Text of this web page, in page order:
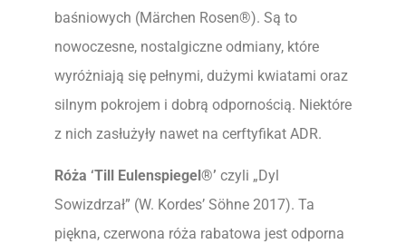
baśniowych (Märchen Rosen®). Są to
nowoczesne, nostalgiczne odmiany, które
wyróżniają się pełnymi, dużymi kwiatami oraz
silnym pokrojem i dobrą odpornością. Niektóre
z nich zasłużyły nawet na cerftyfikat ADR.
Róża ‘Till Eulenspiegel®’ czyli „Dyl
Sowizdrzał” (W. Kordes’ Söhne 2017). Ta
piękna, czerwona róża rabatowa jest odporna